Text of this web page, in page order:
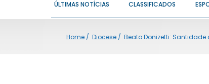
ÚLTIMAS NOTÍCIAS CLASSIFICADOS
Home/ Diocese/ Beato Donizetti: